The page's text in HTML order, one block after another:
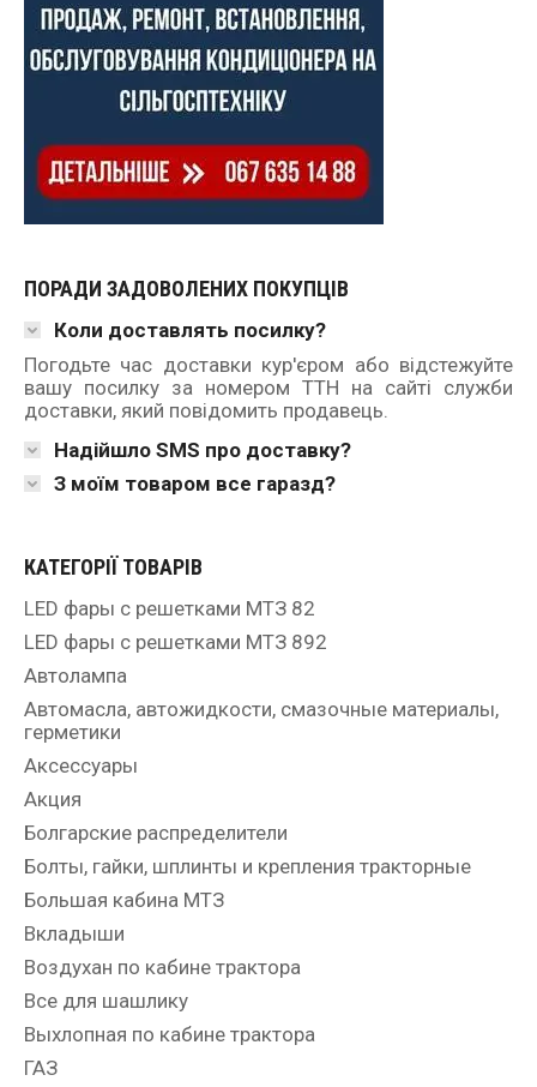
ПОРАДИ ЗАДОВОЛЕНИХ ПОКУПЦІВ
Коли доставлять посилку?
Погодьте час доставки кур'єром або відстежуйте
вашу посилку за номером ТТН на сайті служби
доставки, який повідомить продавець.
Надійшло SMS про доставку?
З моїм товаром все гаразд?
КАТЕГОРІЇ ТОВАРІВ
LED фары с решетками МТЗ 82
LED фары с решетками МТЗ 892
Автолампа
Автомасла, автожидкости, смазочные материалы,
герметики
Аксессуары
Акция
Болгарские распределители
Болты, гайки, шплинты и крепления тракторные
Большая кабина МТЗ
Вкладыши
Воздухан по кабине трактора
Все для шашлику
Выхлопная по кабине трактора
ГАЗ